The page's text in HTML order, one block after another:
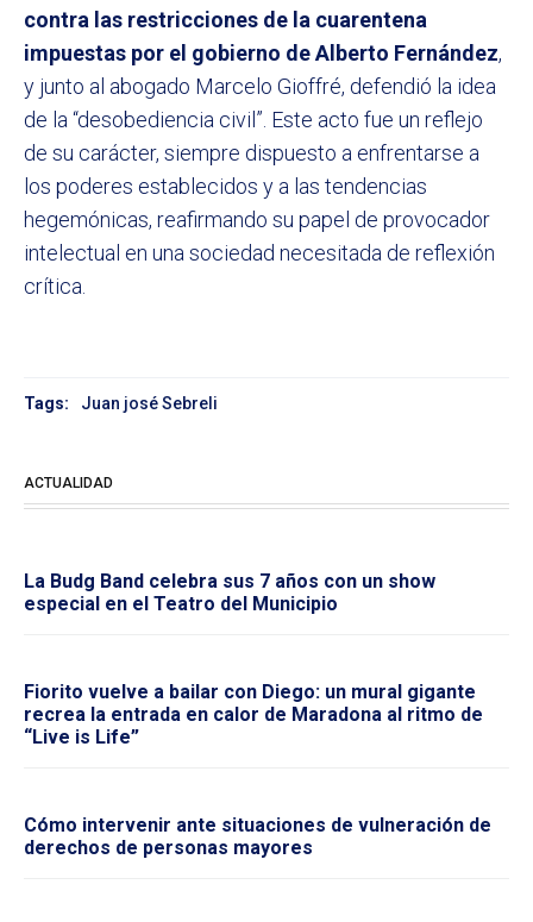
contra las restricciones de la cuarentena
impuestas por el gobierno de Alberto Fernández,
y junto al abogado Marcelo Gioffré, defendió la idea
de la “desobediencia civil”. Este acto fue un reflejo
de su carácter, siempre dispuesto a enfrentarse a
los poderes establecidos y a las tendencias
hegemónicas, reafirmando su papel de provocador
intelectual en una sociedad necesitada de reflexión
crítica.
Tags: Juan josé Sebreli
ACTUALIDAD
La Budg Band celebra sus 7 años con un show
especial en el Teatro del Municipio
Fiorito vuelve a bailar con Diego: un mural gigante
recrea la entrada en calor de Maradona al ritmo de
“Live is Life”
Cómo intervenir ante situaciones de vulneración de
derechos de personas mayores